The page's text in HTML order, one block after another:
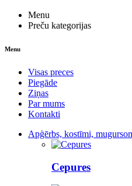
Menu
Preču kategorijas
Menu
Visas preces
Piegāde
Ziņas
Par mums
Kontakti
Apģērbs, kostīmi,
Cepures